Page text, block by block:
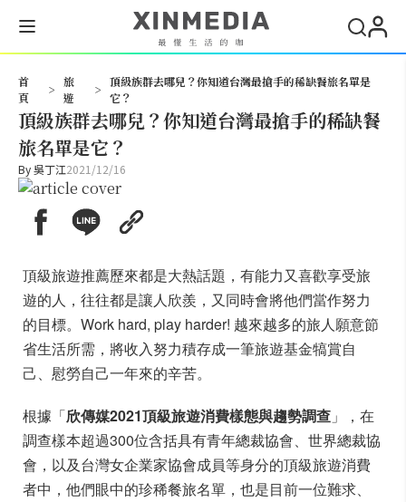
首
頁
>
旅
遊
>
頂級族群去哪兒？你知道台灣最搶手的稀缺餐旅名單是
它？
頂級族群去哪兒？你知道台灣最搶手的稀缺餐
旅名單是它？
By吳丁江2021/12/16
頂級旅遊推薦歷來都是大熱話題，有能力又喜歡享受旅
遊的人，往往都是讓人欣羨，又同時會將他們當作努力
的目標。Work hard, play harder! 越來越多的旅人願意節
省生活所需，將收入努力積存成一筆旅遊基金犒賞自
己、慰勞自己一年來的辛苦。
根據「欣傳媒2021頂級旅遊消費樣態與趨勢調查 」，在
調查樣本超過300位含括具有青年總裁協會、世界總裁協
會，以及台灣女企業家協會成員等身分的頂級旅遊消費
者中，他們眼中的珍稀餐旅名單，也是目前一位難求、